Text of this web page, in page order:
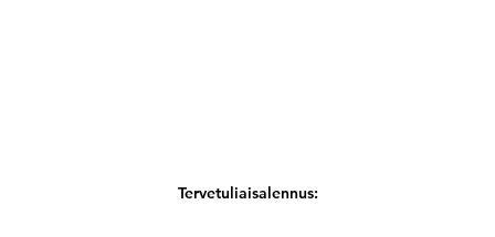
Tervetuliaisalennus: